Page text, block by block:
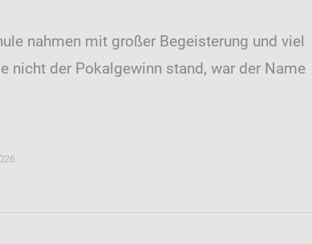
nahmen mit großer Begeisterung und viel
nicht der Pokalgewinn stand, war der Name